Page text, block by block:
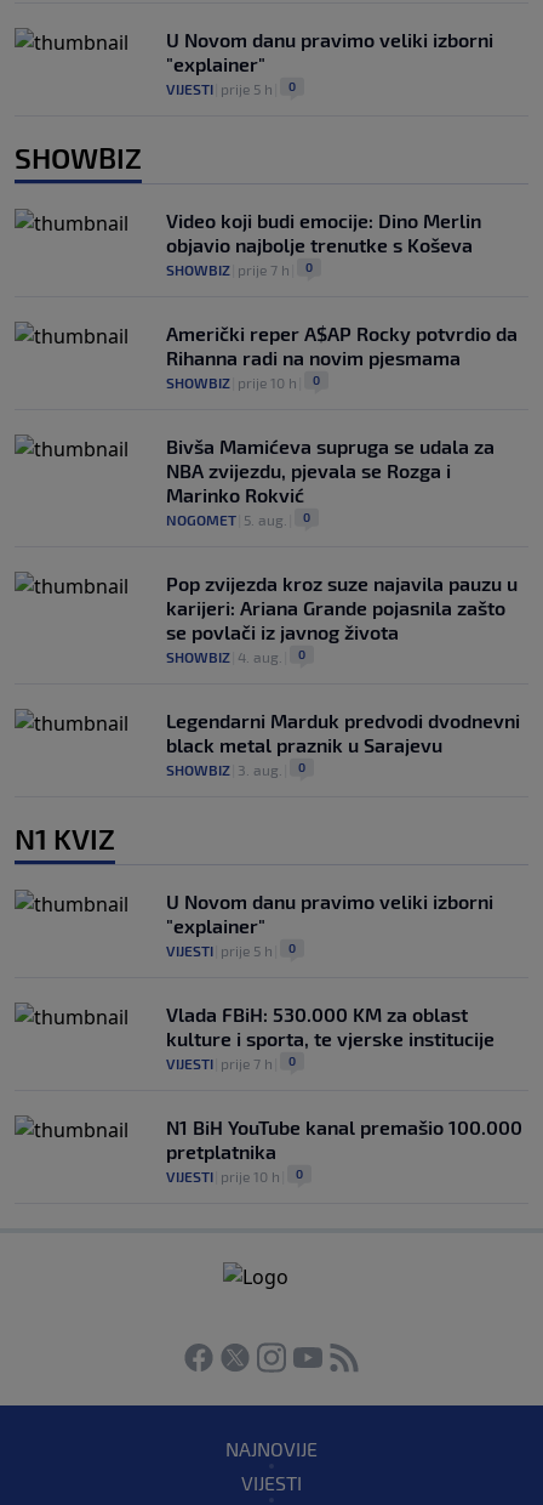
U Novom danu pravimo veliki izborni
"explainer"
VIJESTI prije 5 h 0
SHOWBIZ
Video koji budi emocije: Dino Merlin
objavio najbolje trenutke s Koševa
SHOWBIZ prije 7 h 0
Američki reper A$AP Rocky potvrdio da
Rihanna radi na novim pjesmama
SHOWBIZ prije 10 h 0
Bivša Mamićeva supruga se udala za
NBA zvijezdu, pjevala se Rozga i
Marinko Rokvić
NOGOMET 5. aug. 0
Pop zvijezda kroz suze najavila pauzu u
karijeri: Ariana Grande pojasnila zašto
se povlači iz javnog života
SHOWBIZ 4. aug. 0
Legendarni Marduk predvodi dvodnevni
black metal praznik u Sarajevu
SHOWBIZ 3. aug. 0
N1 KVIZ
U Novom danu pravimo veliki izborni
"explainer"
VIJESTI prije 5 h 0
Vlada FBiH: 530.000 KM za oblast
kulture i sporta, te vjerske institucije
VIJESTI prije 7 h 0
N1 BiH YouTube kanal premašio 100.000
pretplatnika
VIJESTI prije 10 h 0
NAJNOVIJE
VIJESTI